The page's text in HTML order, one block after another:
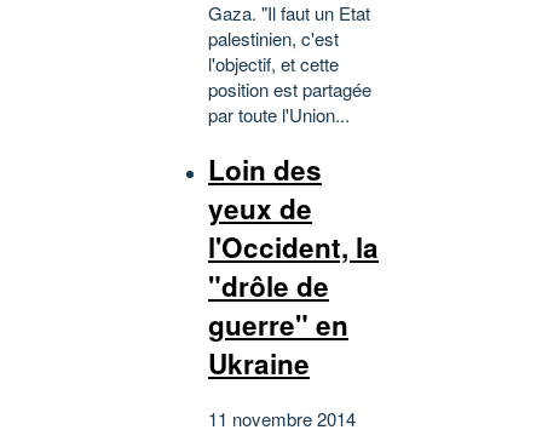
Gaza. "Il faut un Etat
palestinien, c'est
l'objectif, et cette
position est partagée
par toute l'Union...
Loin des
yeux de
l'Occident, la
"drôle de
guerre" en
Ukraine
11 novembre 2014